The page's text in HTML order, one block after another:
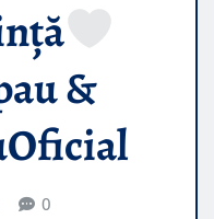
&
0